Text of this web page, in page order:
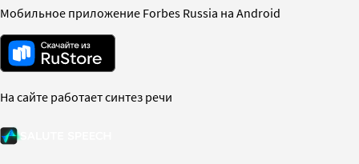
Мобильное приложение Forbes Russia на Android
На сайте работает синтез речи